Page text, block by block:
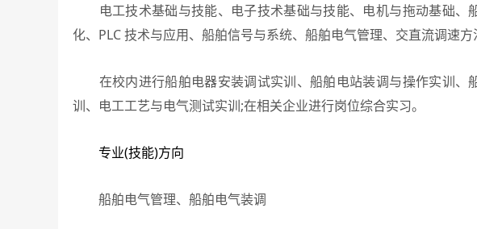
电工技术基础与技能、电子技术基础与技能、电机与拖动基础、
化、PLC 技术与应用、船舶信号与系统、船舶电气管理、交直流调速方
在校内进行船舶电器安装调试实训、船舶电站装调与操作实训、
训、电工工艺与电气测试实训;在相关企业进行岗位综合实习。
专业(技能)方向
船舶电气管理、船舶电气装调